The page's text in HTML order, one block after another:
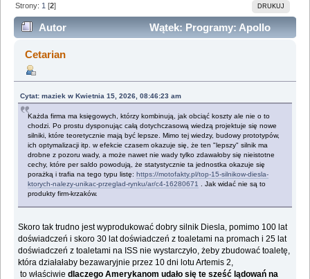
DRUKUJ
Strony: 1 [2]
Autor
Wątek: Programy: Apollo
versus Artemis. (Przeczytany 126345 razy)
Cetarian
Cytat: maziek w Kwietnia 15, 2026, 08:46:23 am
Każda firma ma księgowych, którzy kombinują, jak obciąć koszty ale nie o to
chodzi. Po prostu dysponując całą dotychczasową wiedzą projektuje się nowe
silniki, które teoretycznie mają być lepsze. Mimo tej wiedzy, budowy prototypów,
ich optymalizacji itp. w efekcie czasem okazuje się, że ten "lepszy" silnik ma
drobne z pozoru wady, a może nawet nie wady tylko zdawałoby się nieistotne
cechy, które per saldo powodują, że statystycznie ta jednostka okazuje się
porażką i trafia na tego typu listę:https://motofakty.pl/top-15-silnikow-diesla-
ktorych-nalezy-unikac-przeglad-rynku/ar/c4-16280671 . Jak widać nie są to
produkty firm-krzaków.
Skoro tak trudno jest wyprodukować dobry silnik Diesla, pomimo 100 lat
doświadczeń i skoro 30 lat doświadczeń z toaletami na promach i 25 lat
doświadczeń z toaletami na ISS nie wystarczyło, żeby zbudować toaletę,
która działałaby bezawaryjnie przez 10 dni lotu Artemis 2,
to właściwiedlaczego Amerykanom udało się te sześć lądowań na